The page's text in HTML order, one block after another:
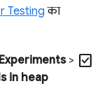
Testing का
Experiments> check_box
in heap